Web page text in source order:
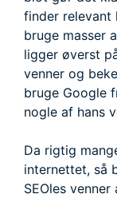
finder relevant
bruge masser
ligger øverst
venner og
bruge Google
nogle af hans
Da rigtig
internettet, så
SEOles